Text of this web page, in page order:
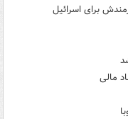
برای اسرائیل
مالی